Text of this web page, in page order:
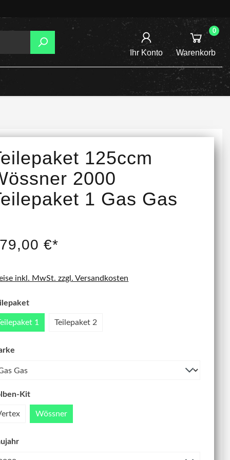
Ihr Konto
0
Warenkorb
/
NEU
125ccm
2000
1 Gas Gas
€*
inkl. MwSt. zzgl. Versandkosten
1 Teilepaket 2
Kit
Wössner